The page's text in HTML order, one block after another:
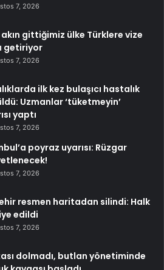
7, 2026
akın gittiğimiz ülke Türklere vize
getiriyor
7, 2026
ilk kez bulaşıcı hastalık
Uzmanlar ‘tüketmeyin’
yaptı
7, 2026
poyraz uyarısı: Rüzgar
7, 2026
resmen haritadan silindi: Halk
edildi
7, 2026
dolmadı, butlan yönetiminde